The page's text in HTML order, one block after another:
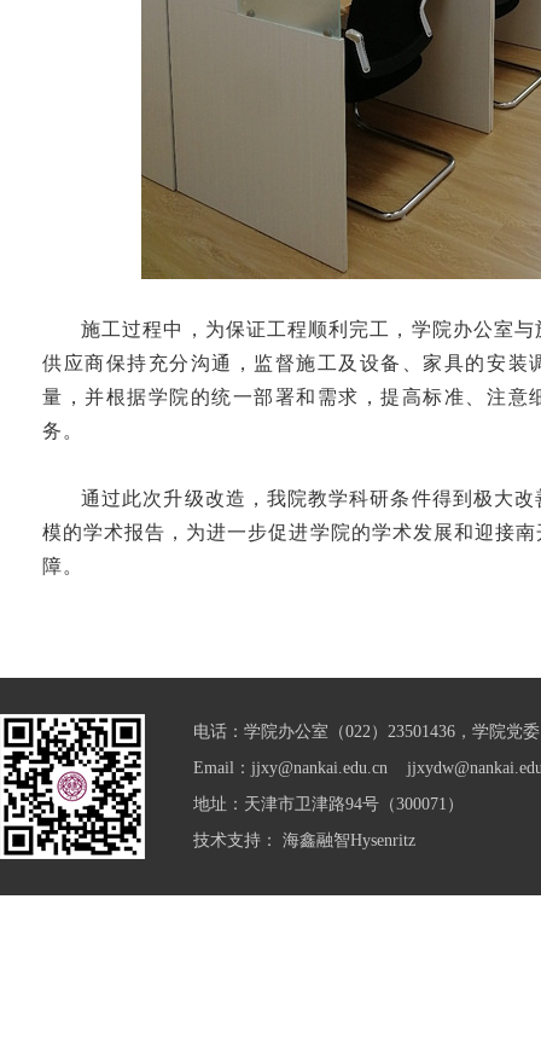
施工过程中，为保证工程顺利完工，学院办公室
供应商保持充分沟通，监督施工及设备、家具的安装
量，并根据学院的统一部署和需求，提高标准、注意
务。
通过此次升级改造，我院教学科研条件得到极大
模的学术报告，为进一步促进学院的学术发展和迎接
障。
电话：学院办公室（022）23501436，学院党
Email：jjxy@nankai.edu.cn
地址：天津市卫津路94号（300071）
技术支持： 海鑫融智Hysenritz